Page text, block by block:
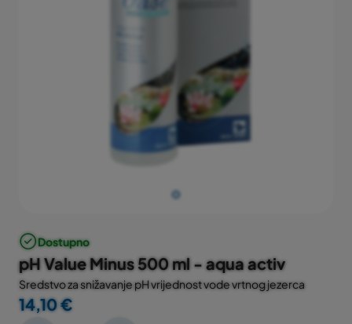
Dostupno
pH Value Minus 500 ml - aqua activ
Sredstvo za snižavanje pH vrijednost vode vrtnog jezerca
14,10 €